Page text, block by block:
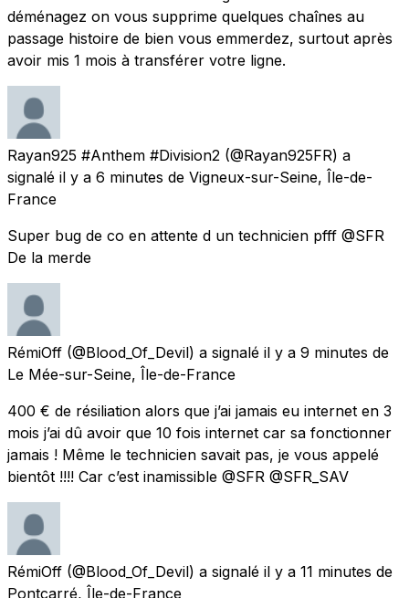
déménagez on vous supprime quelques chaînes au
passage histoire de bien vous emmerdez, surtout après
avoir mis 1 mois à transférer votre ligne.
Rayan925 #Anthem #Division2 (@Rayan925FR) a
signalé il y a 6 minutes de Vigneux-sur-Seine, Île-de-
France
Super bug de co en attente d un technicien pfff @SFR
De la merde
RémiOff (@Blood_Of_Devil) a signalé il y a 9 minutes de
Le Mée-sur-Seine, Île-de-France
400 € de résiliation alors que j’ai jamais eu internet en 3
mois j’ai dû avoir que 10 fois internet car sa fonctionner
jamais ! Même le technicien savait pas, je vous appelé
bientôt !!!! Car c’est inamissible @SFR @SFR_SAV
RémiOff (@Blood_Of_Devil) a signalé il y a 11 minutes de
Pontcarré, Île-de-France